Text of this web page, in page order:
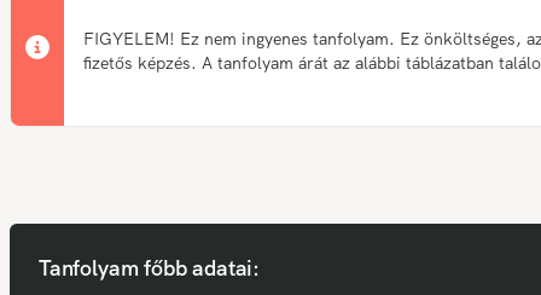
FIGYELEM! Ez nem ingyenes tanfolyam. Ez önköltséges,
fizetős képzés. A tanfolyam árát az alábbi táblázatban
Tanfolyam főbb adatai: